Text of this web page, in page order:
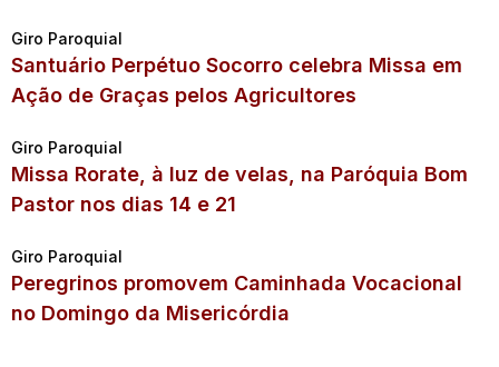
Giro Paroquial
Santuário Perpétuo Socorro celebra Missa em
Ação de Graças pelos Agricultores
Giro Paroquial
Missa Rorate, à luz de velas, na Paróquia Bom
Pastor nos dias 14 e 21
Giro Paroquial
Peregrinos promovem Caminhada Vocacional
no Domingo da Misericórdia